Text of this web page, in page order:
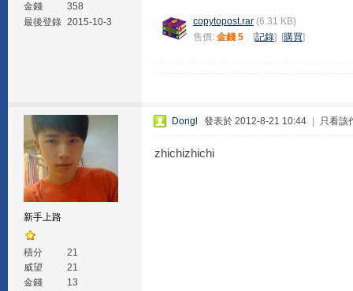
金錢
358
最後登錄 2015-10-3 copytopost.rar(6.31 KB)
售價: 金錢 5 [記錄] [購買]
新手上路
積分
21
威望
21
金錢
13
Dongl 發表於 2012-8-21 10:44 只看該
zhichizhichi